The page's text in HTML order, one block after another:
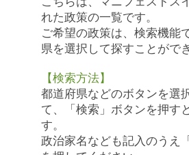
れた政策の一覧です。
ご希望の政策は、検索機能
県を選択して探すことがで
【検索方法】
都道府県などのボタンを選
て、「検索」ボタンを押す
す。
政治家名なども記入のうえ